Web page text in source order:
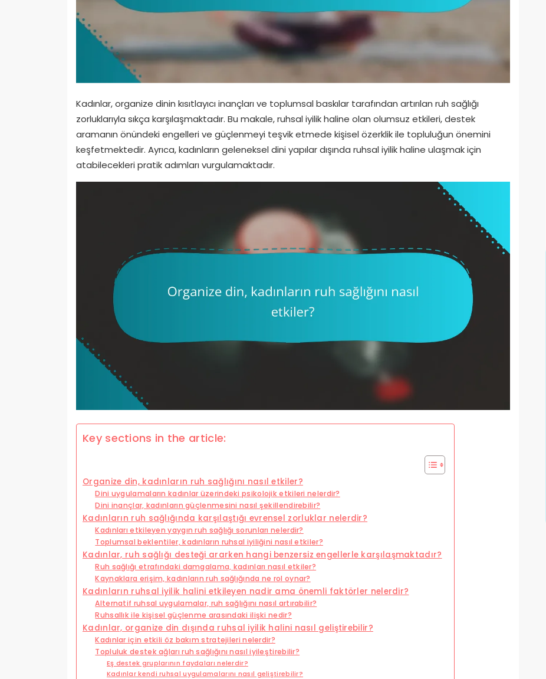
Kadınlar, organize dinin kısıtlayıcı inançları ve toplumsal baskılar tarafından artırılan ruh sağlığı
zorluklarıyla sıkça karşılaşmaktadır. Bu makale, ruhsal iyilik haline olan olumsuz etkileri, destek
aramanın önündeki engelleri ve güçlenmeyi teşvik etmede kişisel özerklik ile topluluğun önemini
keşfetmektedir. Ayrıca, kadınların geleneksel dini yapılar dışında ruhsal iyilik haline ulaşmak için
atabilecekleri pratik adımları vurgulamaktadır.
Key sections in the article:
Organize din, kadınların ruh sağlığını nasıl etkiler?
Dini uygulamaların kadınlar üzerindeki psikolojik etkileri nelerdir?
Dini inançlar, kadınların güçlenmesini nasıl şekillendirebilir?
Kadınların ruh sağlığında karşılaştığı evrensel zorluklar nelerdir?
Kadınları etkileyen yaygın ruh sağlığı sorunları nelerdir?
Toplumsal beklentiler, kadınların ruhsal iyiliğini nasıl etkiler?
Kadınlar, ruh sağlığı desteği ararken hangi benzersiz engellerle karşılaşmaktadır?
Ruh sağlığı etrafındaki damgalama, kadınları nasıl etkiler?
Kaynaklara erişim, kadınların ruh sağlığında ne rol oynar?
Kadınların ruhsal iyilik halini etkileyen nadir ama önemli faktörler nelerdir?
Alternatif ruhsal uygulamalar, ruh sağlığını nasıl artırabilir?
Ruhsallık ile kişisel güçlenme arasındaki ilişki nedir?
Kadınlar, organize din dışında ruhsal iyilik halini nasıl geliştirebilir?
Kadınlar için etkili öz bakım stratejileri nelerdir?
Topluluk destek ağları ruh sağlığını nasıl iyileştirebilir?
Eş destek gruplarının faydaları nelerdir?
Kadınlar kendi ruhsal uygulamalarını nasıl geliştirebilir?